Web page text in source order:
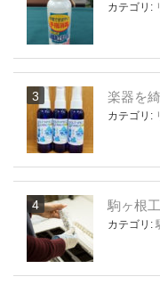
カテゴリ:
楽器を
カテゴリ:
駒ヶ根
カテゴリ: